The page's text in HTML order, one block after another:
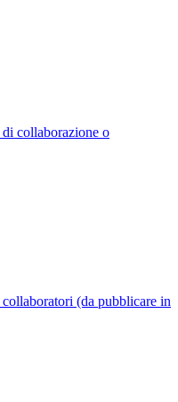
collaborazione o
(da pubblicare in